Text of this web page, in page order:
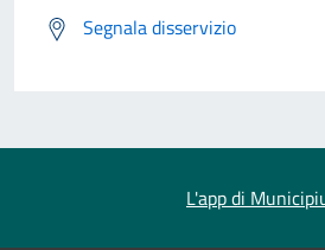
Segnala disservizio
L'app di